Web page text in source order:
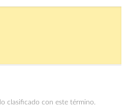
clasificado con este término.